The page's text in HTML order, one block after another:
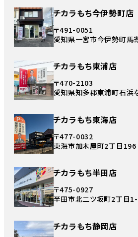
チカラもち今伊勢町店
〒491-0051
愛知県一宮市今伊勢町馬
チカラもち東浦店
〒470-2103
愛知県知多郡東浦町石浜
チカラもち東海店
〒477-0032
東海市加木屋町2丁目196
チカラもち半田店
〒475-0927
半田市北二ツ坂町2丁目
チカラもち静岡店